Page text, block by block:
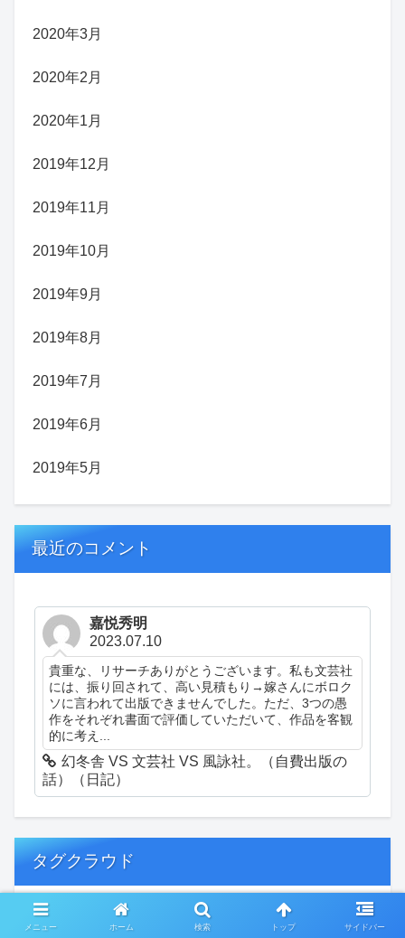
2020年3月
2020年2月
2020年1月
2019年12月
2019年11月
2019年10月
2019年9月
2019年8月
2019年7月
2019年6月
2019年5月
最近のコメント
嘉悦秀明
2023.07.10
貴重な、リサーチありがとうございます。私も文芸社
には、振り回されて、高い見積もり→嫁さんにボロク
ソに言われて出版できませんでした。ただ、3つの愚
作をそれぞれ書面で評価していただいて、作品を客観
的に考え...
幻冬舎 VS 文芸社 VS 風詠社。（自費出版の
話）（日記）
タグクラウド
創作 精神病患者の日常
メニュー ホーム 検索 トップ サイドバー